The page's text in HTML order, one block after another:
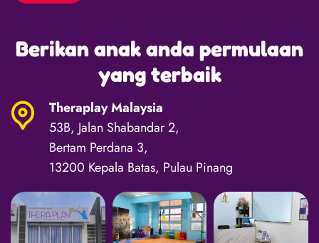
Berikan anak anda permulaan
yang terbaik
Theraplay Malaysia
53B, Jalan Shabandar 2,
Bertam Perdana 3,
13200 Kepala Batas, Pulau Pinang